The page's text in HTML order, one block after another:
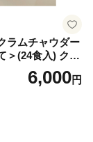
ラムチャウダー
＞(24食入) クラ
豆乳 ダイエッ
ロテイン たんぱ
6,000円